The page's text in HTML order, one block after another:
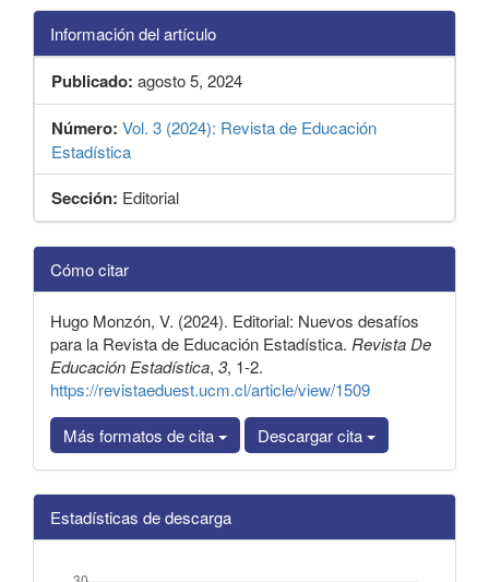
Información del artículo
Publicado: agosto 5, 2024
Número: Vol. 3 (2024): Revista de Educación
Estadística
Sección: Editorial
Detalles
del
artículo
Cómo citar
Hugo Monzón, V. (2024). Editorial: Nuevos desafíos
para la Revista de Educación Estadística. Revista De
Educación Estadística, 3, 1-2.
https://revistaeduest.ucm.cl/article/view/1509
Más formatos de cita
Descargar cita
Estadísticas de descarga